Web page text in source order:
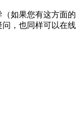
如果您有这方面的
，也同样可以在线